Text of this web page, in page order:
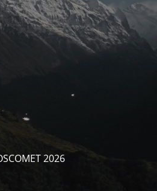
2026